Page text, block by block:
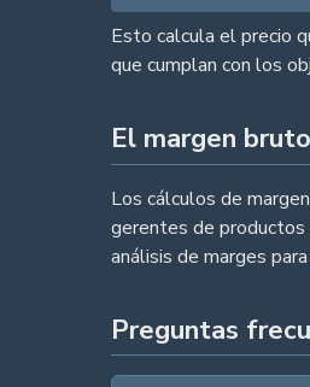
Esto calcula el precio
que cumplan con los
El margen
Los cálculos de
gerentes de
análisis de marges
Preguntas